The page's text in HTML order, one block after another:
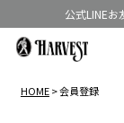
公式LINEお
HOME 会員登録